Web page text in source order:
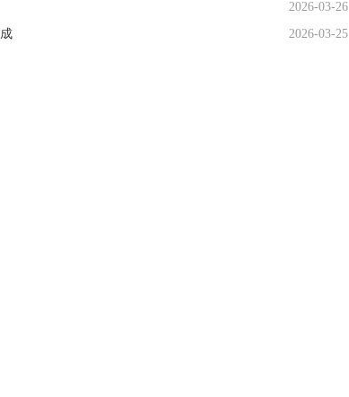
2026-03-26
2026-03-25